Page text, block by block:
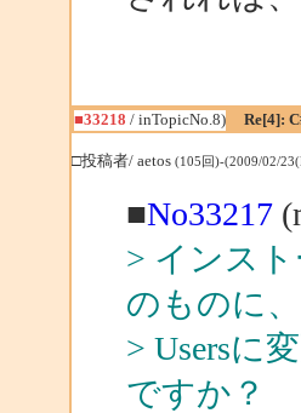
■33218 / inTopicNo.8) Re[4]:
□投稿者/ aetos (105回)-(2009/02/
■No33217
> インス
のものに、
> Usersに
ですか？